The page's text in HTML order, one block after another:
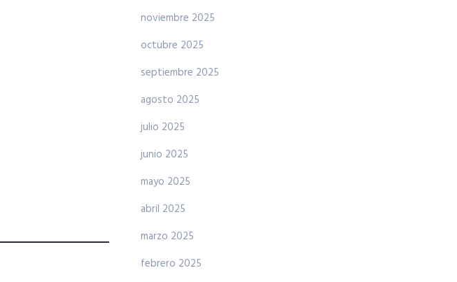
noviembre 2025
octubre 2025
septiembre 2025
agosto 2025
julio 2025
junio 2025
mayo 2025
abril 2025
marzo 2025
febrero 2025